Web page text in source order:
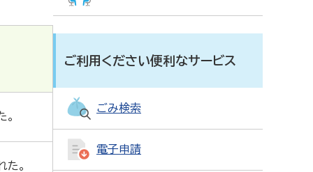
。
ご利用ください便利なサービス
ごみ検索
電子申請